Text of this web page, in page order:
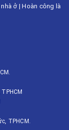
ở |Hoàn công là
TPHCM.